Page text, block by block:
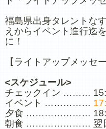
福島県出身タレントな
えからイベント進行迄
に！
【ライトアップメッセ
<スケジュール>
チェックイン ………
イベント ……………
夕食 …………………
朝食 ………………… 翌日